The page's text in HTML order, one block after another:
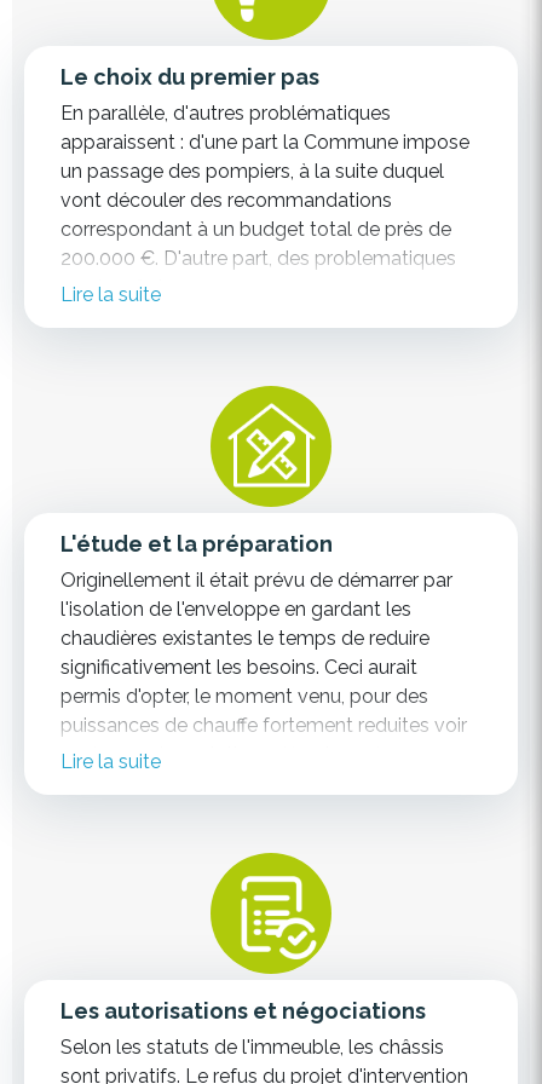
Le choix du premier pas
En parallèle, d'autres problématiques
apparaissent : d'une part la Commune impose
un passage des pompiers, à la suite duquel
vont découler des recommandations
correspondant à un budget total de près de
200.000 €. D'autre part, des problematiques
en chaufferie
Face à ces multiples priorités, une stratégie
Lire la suite
L'étude et la préparation
Originellement il était prévu de démarrer par
l'isolation de l'enveloppe en gardant les
chaudières existantes le temps de reduire
significativement les besoins. Ceci aurait
permis d'opter, le moment venu, pour des
puissances de chauffe fortement reduites voir
envisager des solutions décarbonnées.
Mais l'une des deux chaudières à mazout
corps de chauffe percé et doit être mise à
l'arrêt, modifiant les priorités.
Etant donné le surdimensionnement des
chaudières, il est possible de passer l'hiver
avec celle encore en fonction (0,5MW), bien
qu'elle doive fonctionner à la limite de ses
capacités et avec un risque de panne sans
Lire la suite
Les autorisations et négociations
Selon les statuts de l'immeuble, les châssis
sont privatifs. Le refus du projet d'intervention